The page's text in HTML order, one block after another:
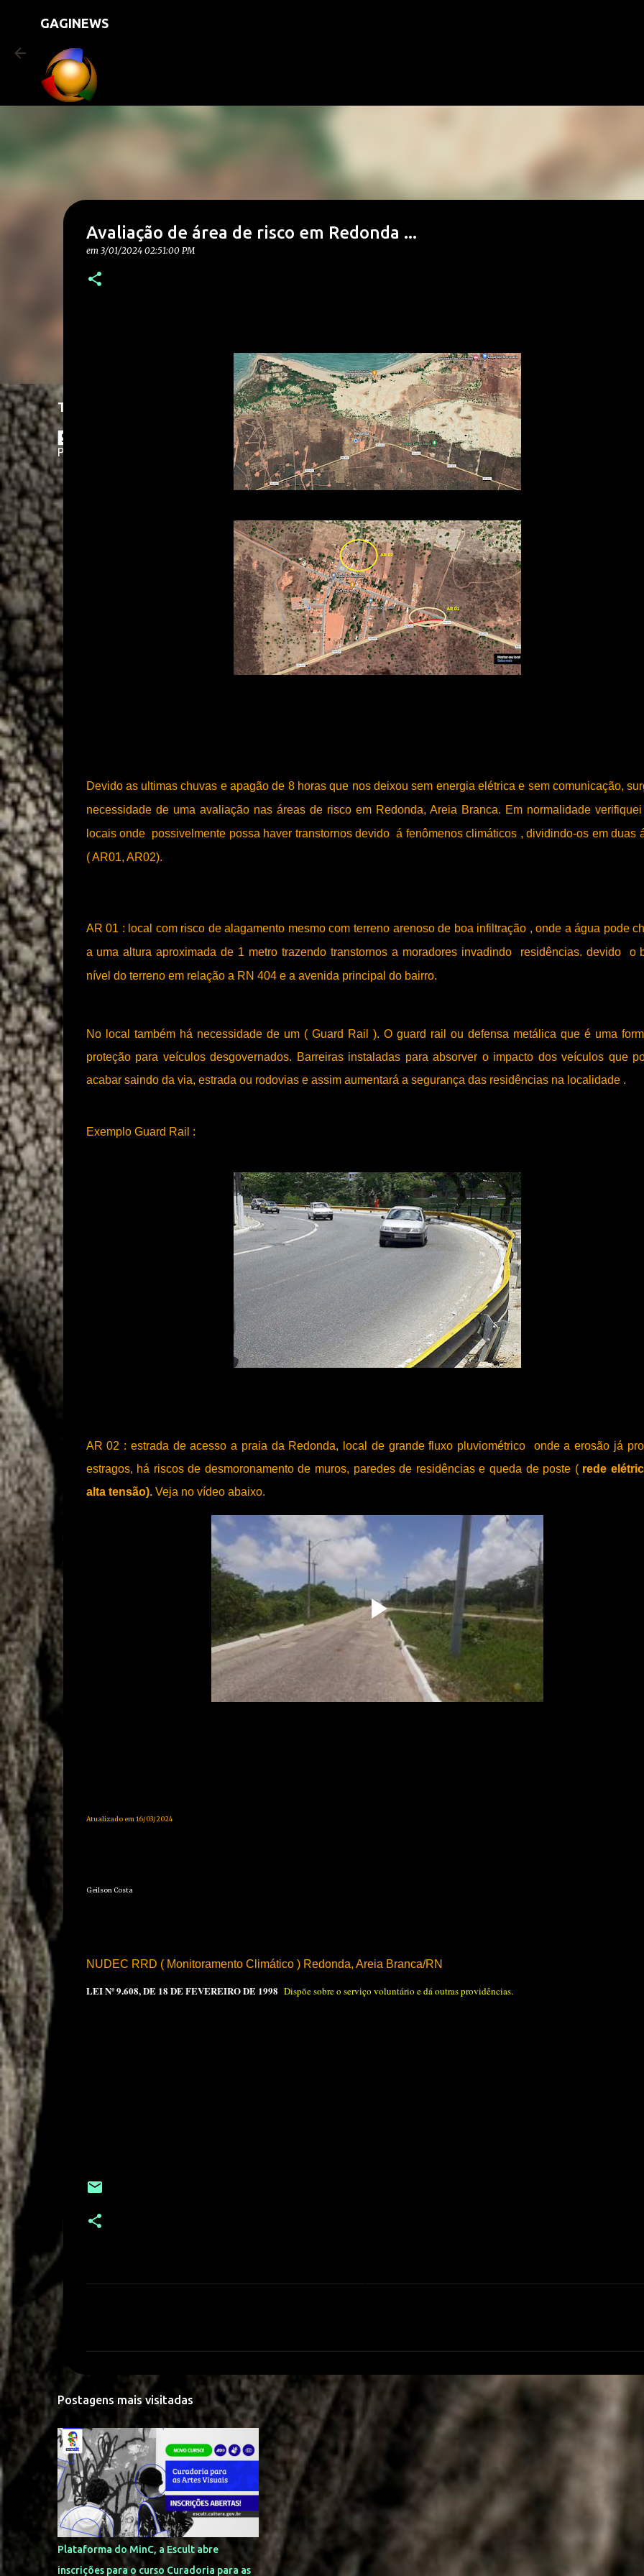
GAGINEWS
Translate
Powered by
Avaliação de área de risco em Redonda ...
em 3/01/2024 02:51:00 PM
Devido as ultimas chuvas e apagão de 8 horas que nos deixou sem energia elétrica e sem comunicação,
necessidade de uma avaliação nas áreas de risco em Redonda, Areia Branca. Em normalidade
locais onde possivelmente possa haver transtornos devido á fenômenos climáticos , dividindo-os em duas
( AR01, AR02).
AR 01 : local com risco de alagamento mesmo com terreno arenoso de boa infiltração , onde a água pode
a uma altura aproximada de 1 metro trazendo transtornos a moradores invadindo residências. devido o
nível do terreno em relação a RN 404 e a avenida principal do bairro.
No local também há necessidade de um ( Guard Rail ). O guard rail ou defensa metálica que é uma
proteção para veículos desgovernados. Barreiras instaladas para absorver o impacto dos veículos que
acabar saindo da via, estrada ou rodovias e assim aumentará a segurança das residências na localidade .
Exemplo Guard Rail :
AR 02 : estrada de acesso a praia da Redonda, local de grande fluxo pluviométrico onde a erosão já
estragos, há riscos de desmoronamento de muros, paredes de residências e queda de poste ( rede
alta tensão). Veja no vídeo abaixo.
Atualizado em 16/03/2024
Geilson Costa
NUDEC RRD ( Monitoramento Climático ) Redonda, Areia Branca/RN
LEI Nº 9.608, DE 18 DE FEVEREIRO DE 1998 Dispõe sobre o serviço voluntário e dá outras providências.
t
á
r
i
o
s
Postagens mais visitadas
Plataforma do MinC, a Escult abre
inscrições para o curso Curadoria para as